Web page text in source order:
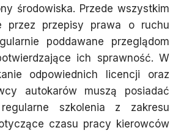
środowiska. Przede wszystkim
przez przepisy prawa o ruchu
poddawane przeglądom
ich sprawność. W
odpowiednich licencji oraz
autokarów muszą posiadać
szkolenia z zakresu
czasu pracy kierowców